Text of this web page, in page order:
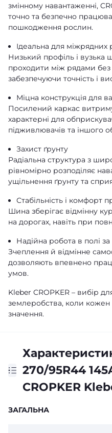
змінному навантаженні,
точно та безпечно
пошкодження рослин.
Ідеальна для міжрядних
Низький профіль і вузька
проходити між рядами
забезпечуючи точність і
Міцна конструкція для
Посилений каркас
характерні для
підживлювачів та іншого
Захист ґрунту
Радіальна структура з
рівномірно розподіляє
ущільнення ґрунту та
Стабільність і комфорт
Шина зберігає відмінну
на дорогах, навіть при
Надійна робота в полі
Зчеплення й відмінне
дозволяють впевнено
умов.
Kleber CROPKER – вибір
землеробства, коли
значення.
270/95R44
CROPKER
ЗАГАЛЬНА